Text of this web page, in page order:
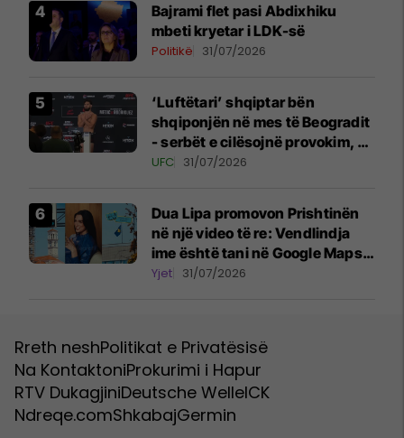
Bajrami flet pasi Abdixhiku
mbeti kryetar i LDK-së
Politikë 31/07/2026
‘Luftëtari’ shqiptar bën
shqiponjën në mes të Beogradit
- serbët e cilësojnë provokim, ai
e cilëson simbol të identitetit
UFC 31/07/2026
Dua Lipa promovon Prishtinën
në një video të re: Vendlindja
ime është tani në Google Maps
Street View
Yjet 31/07/2026
Rreth neshPolitikat e Privatësisë
Na KontaktoniProkurimi i Hapur
RTV DukagjiniDeutsche WelleICK
Ndreqe.comShkabajGermin